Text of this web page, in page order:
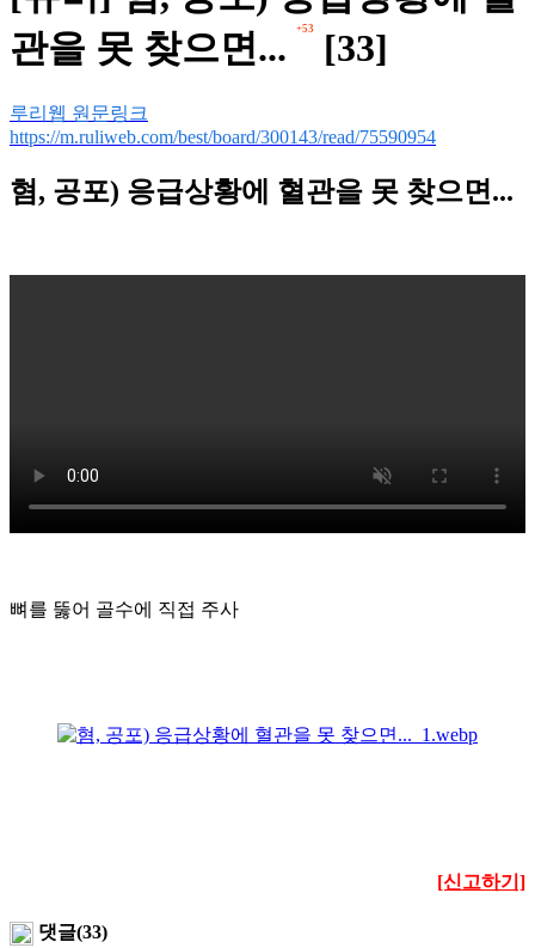
관을 못 찾으면...
+53 [33]
루리웹 원문링크
https://m.ruliweb.com/best/board/300143/read/75590954
혐, 공포) 응급상황에 혈관을 못 찾으면...
뼈를 뚫어 골수에 직접 주사
[신고하기]
댓글(33)